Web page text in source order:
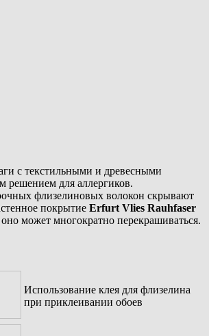
с текстильными и древесными
решением для аллергиков.
флизелиновых волокон скрывают
покрытие Erfurt Vlies Rauhfaser
может многократно перекрашиваться.
Использование клея для флизелина
при приклеивании обоев